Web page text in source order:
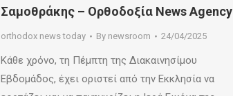
Σαμοθράκης – Ορθοδοξία News Agency
orthodox news today By newsroom 24/04/2025
Κάθε χρόνο, τη Πέμπτη της Διακαινησίμου
Εβδομάδος, έχει οριστεί από την Εκκλησία να